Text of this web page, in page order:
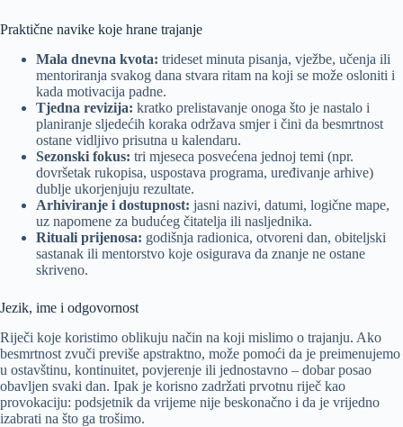
Praktične navike koje hrane trajanje
Mala dnevna kvota: trideset minuta pisanja, vježbe, učenja ili
mentoriranja svakog dana stvara ritam na koji se može osloniti i
kada motivacija padne.
Tjedna revizija: kratko prelistavanje onoga što je nastalo i
planiranje sljedećih koraka održava smjer i čini da besmrtnost
ostane vidljivo prisutna u kalendaru.
Sezonski fokus: tri mjeseca posvećena jednoj temi (npr.
dovršetak rukopisa, uspostava programa, uređivanje arhive)
dublje ukorjenjuju rezultate.
Arhiviranje i dostupnost: jasni nazivi, datumi, logične mape,
uz napomene za budućeg čitatelja ili nasljednika.
Rituali prijenosa: godišnja radionica, otvoreni dan, obiteljski
sastanak ili mentorstvo koje osigurava da znanje ne ostane
skriveno.
Jezik, ime i odgovornost
Riječi koje koristimo oblikuju način na koji mislimo o trajanju. Ako
besmrtnost zvuči previše apstraktno, može pomoći da je preimenujemo
u ostavštinu, kontinuitet, povjerenje ili jednostavno – dobar posao
obavljen svaki dan. Ipak je korisno zadržati prvotnu riječ kao
provokaciju: podsjetnik da vrijeme nije beskonačno i da je vrijedno
izabrati na što ga trošimo.